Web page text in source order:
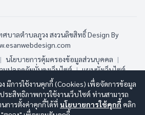
ศบาลตำบลภูวง สงวนลิขสิทธิ์Design By
| นโยบายการคุ้มครองข้อมูลส่วนบุคคล |
มปลอดภัยมั่นคงเว็บไซต์ | แผนผังเว็บไซต์
ทั้งหมด:190 (ดูสถิติทั้งหมด)
มีการใช้งานคุกกี้ (Cookies) เพื่อจัดการข้อมูล
ะสิทธิภาพการใช้งานเว็บไซต์ ท่านสามารถ
นการตั้งค่าคุกกี้ได้ที่ นโยบายการใช้คุกกี้ คลิก